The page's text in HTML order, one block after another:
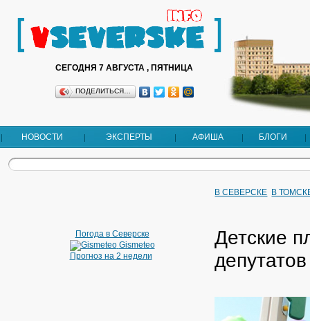
СЕГОДНЯ 7 АВГУСТА , ПЯТНИЦА
ПОДЕЛИТЬСЯ…
НОВОСТИ ЭКСПЕРТЫ АФИША БЛОГИ
Погода в Северске
Gismeteo
Прогноз на 2 недели
В СЕВЕРСКЕ В
Детские
депутатов